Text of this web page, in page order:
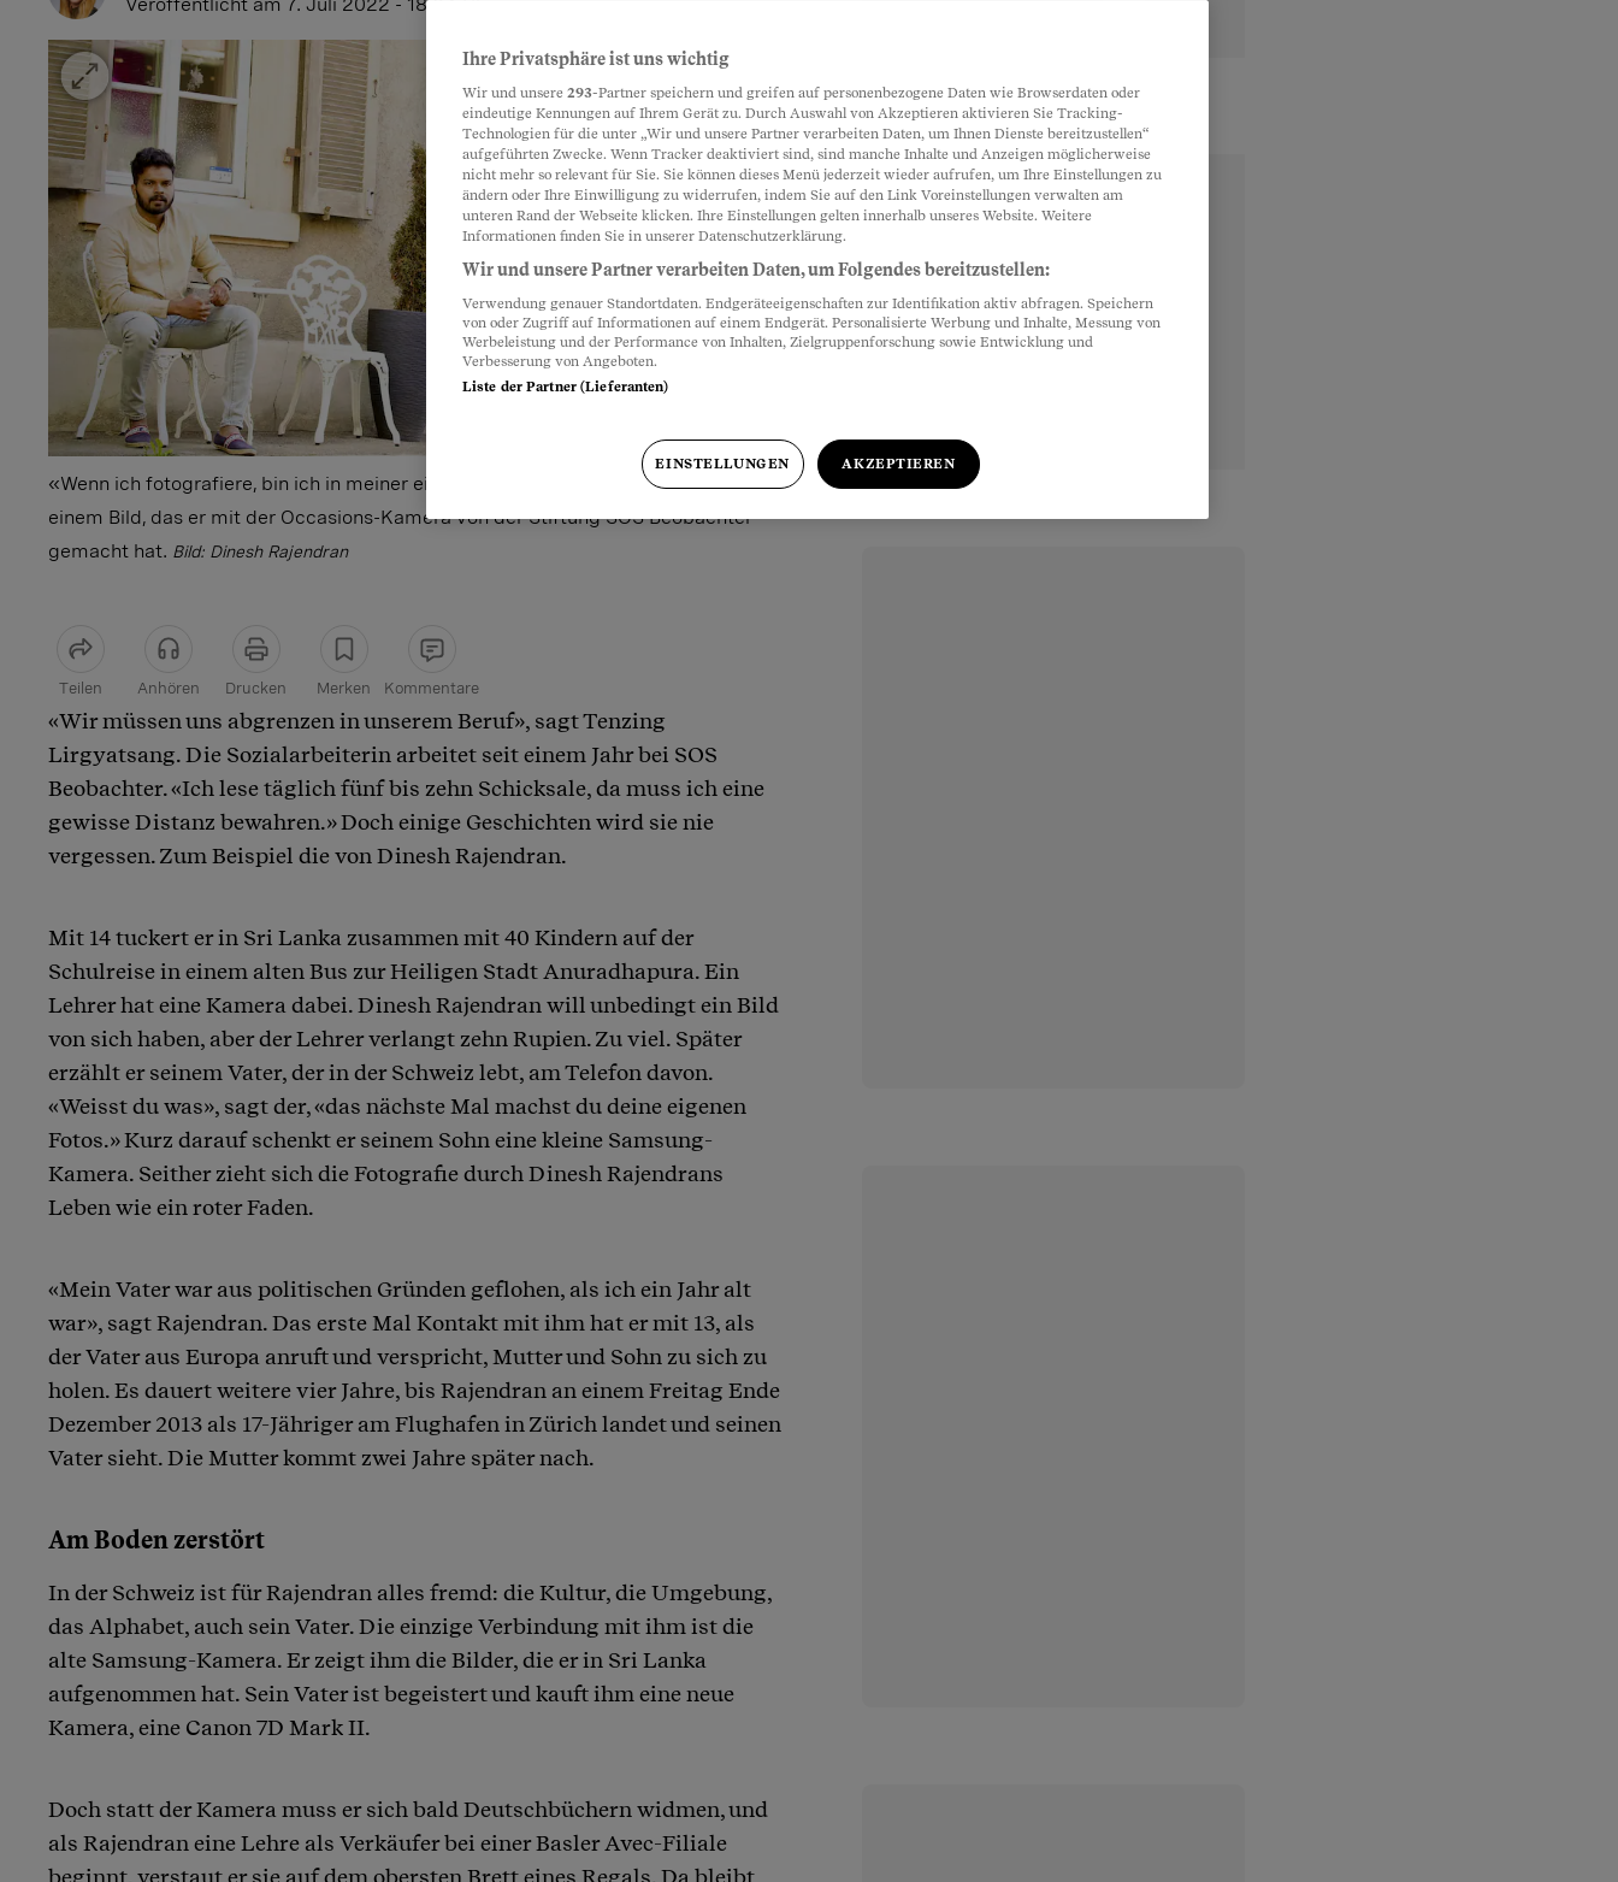
«Wenn ich fotografiere, bin ich in meiner eigenen Welt»: Dinesh Rajendran auf
einem Bild, das er mit der Occasions-Kamera von der Stiftung SOS Beobachter
gemacht hat. Bild: Dinesh Rajendran
Teilen Anhören Drucken Merken Kommentare
Artikel teilen
«Wir müssen uns abgrenzen in unserem Beruf», sagt Tenzing
Lirgyatsang. Die Sozialarbeiterin arbeitet seit einem Jahr bei SOS
Beobachter. «Ich lese täglich fünf bis zehn Schicksale, da muss ich eine
gewisse Distanz bewahren.» Doch einige Geschichten wird sie nie
vergessen. Zum Beispiel die von Dinesh Rajendran.
Mit 14 tuckert er in Sri Lanka zusammen mit 40 Kindern auf der
Schulreise in einem alten Bus zur Heiligen Stadt Anuradhapura. Ein
Lehrer hat eine Kamera dabei. Dinesh Rajendran will unbedingt ein Bild
von sich haben, aber der Lehrer verlangt zehn Rupien. Zu viel. Später
erzählt er seinem Vater, der in der Schweiz lebt, am Telefon davon.
«Weisst du was», sagt der, «das nächste Mal machst du deine eigenen
Fotos.» Kurz darauf schenkt er seinem Sohn eine kleine Samsung-
Kamera. Seither zieht sich die Fotografie durch Dinesh Rajendrans
Leben wie ein roter Faden.
«Mein Vater war aus politischen Gründen geflohen, als ich ein Jahr alt
war», sagt Rajendran. Das erste Mal Kontakt mit ihm hat er mit 13, als
der Vater aus Europa anruft und verspricht, Mutter und Sohn zu sich zu
holen. Es dauert weitere vier Jahre, bis Rajendran an einem Freitag Ende
Dezember 2013 als 17-Jähriger am Flughafen in Zürich landet und seinen
Vater sieht. Die Mutter kommt zwei Jahre später nach.
Am Boden zerstört
In der Schweiz ist für Rajendran alles fremd: die Kultur, die Umgebung,
das Alphabet, auch sein Vater. Die einzige Verbindung mit ihm ist die
alte Samsung-Kamera. Er zeigt ihm die Bilder, die er in Sri Lanka
aufgenommen hat. Sein Vater ist begeistert und kauft ihm eine neue
Kamera, eine Canon 7D Mark II.
Doch statt der Kamera muss er sich bald Deutschbüchern widmen, und
als Rajendran eine Lehre als Verkäufer bei einer Basler Avec-Filiale
beginnt, verstaut er sie auf dem obersten Brett eines Regals. Da bleibt
Ihre Privatsphäre ist uns wichtig
Wir und unsere 293-Partner speichern und greifen auf personenbezogene Daten wie Browserdaten oder
eindeutige Kennungen auf Ihrem Gerät zu. Durch Auswahl von Akzeptieren aktivieren Sie Tracking-
Technologien für die unter „Wir und unsere Partner verarbeiten Daten, um Ihnen Dienste bereitzustellen“
aufgeführten Zwecke. Wenn Tracker deaktiviert sind, sind manche Inhalte und Anzeigen möglicherweise
nicht mehr so relevant für Sie. Sie können dieses Menü jederzeit wieder aufrufen, um Ihre Einstellungen zu
ändern oder Ihre Einwilligung zu widerrufen, indem Sie auf den Link Voreinstellungen verwalten am
unteren Rand der Webseite klicken. Ihre Einstellungen gelten innerhalb unseres Website. Weitere
Informationen finden Sie in unserer Datenschutzerklärung.
Wir und unsere Partner verarbeiten Daten, um Folgendes bereitzustellen:
Verwendung genauer Standortdaten. Endgeräteeigenschaften zur Identifikation aktiv abfragen. Speichern
von oder Zugriff auf Informationen auf einem Endgerät. Personalisierte Werbung und Inhalte, Messung von
Werbeleistung und der Performance von Inhalten, Zielgruppenforschung sowie Entwicklung und
Verbesserung von Angeboten.
Liste der Partner (Lieferanten)
EINSTELLUNGEN AKZEPTIEREN